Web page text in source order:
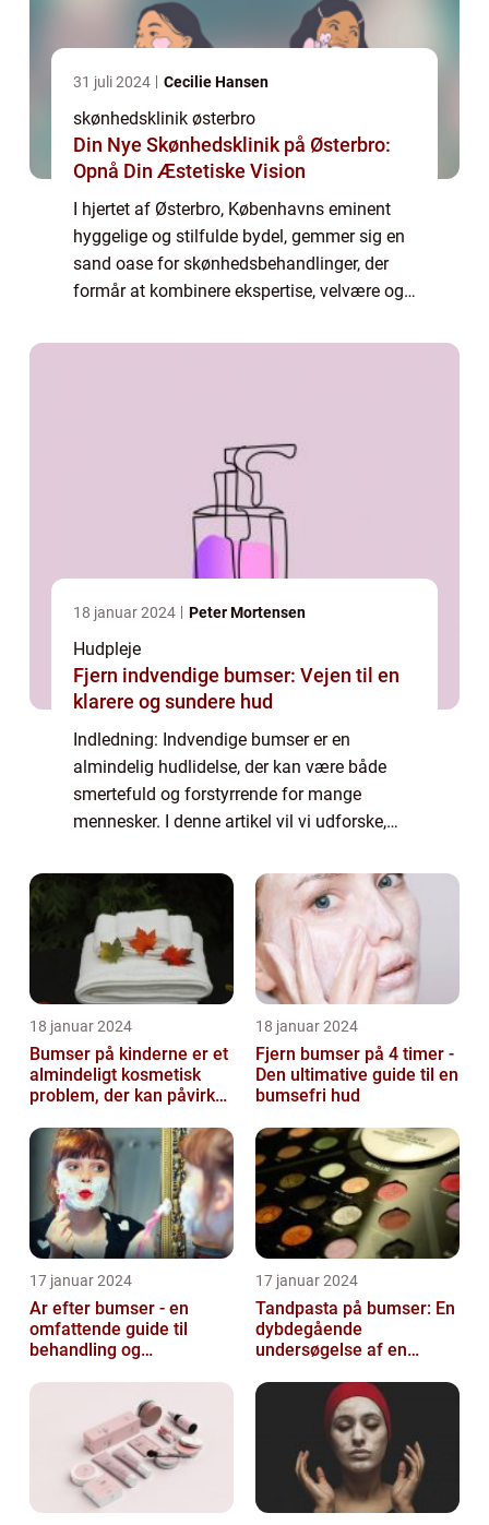
31 juli 2024 Cecilie Hansen
skønhedsklinik østerbro
Din Nye Skønhedsklinik på Østerbro:
Opnå Din Æstetiske Vision
I hjertet af Østerbro, Københavns eminent
hyggelige og stilfulde bydel, gemmer sig en
sand oase for skønhedsbehandlinger, der
formår at kombinere ekspertise, velvære og
skønh...
18 januar 2024 Peter Mortensen
Hudpleje
Fjern indvendige bumser: Vejen til en
klarere og sundere hud
Indledning: Indvendige bumser er en
almindelig hudlidelse, der kan være både
smertefuld og forstyrrende for mange
mennesker. I denne artikel vil vi udforske,
de har udviklet sig over tid, og vigtige ting,
18 januar 2024
Bumser på kinderne er et
almindeligt kosmetisk
problem, der kan påvirke
18 januar 2024
Fjern bumser på 4 timer -
Den ultimative guide til en
bumsefri hud
17 januar 2024
Ar efter bumser - en
omfattende guide til
behandling og
17 januar 2024
Tandpasta på bumser: En
dybdegående
undersøgelse af en
skønhedsanbefaling